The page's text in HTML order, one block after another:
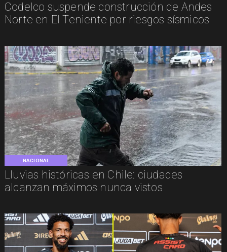
Codelco suspende construcción de Andes
Norte en El Teniente por riesgos sísmicos
NACIONAL
Lluvias históricas en Chile: ciudades
alcanzan máximos nunca vistos